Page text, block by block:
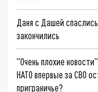
Даня с Дашей
закончились
"Очень плохие
НАТО впервые за СВО
приграничье?